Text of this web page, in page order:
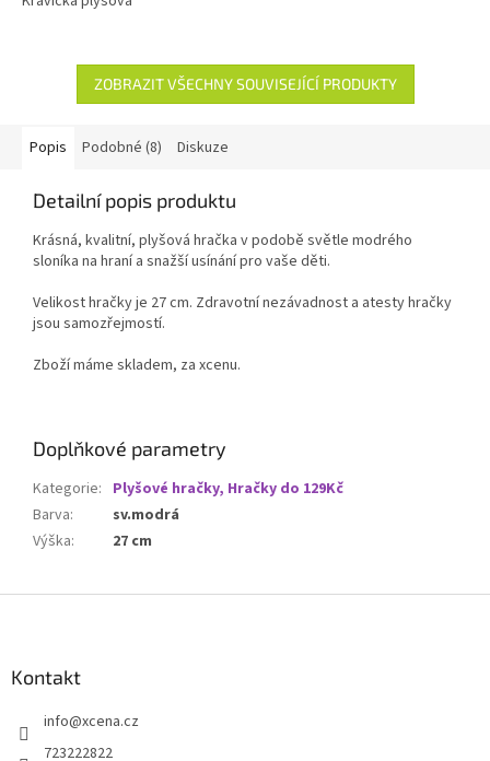
ZOBRAZIT VŠECHNY SOUVISEJÍCÍ PRODUKTY
Popis Podobné (8) Diskuze
Detailní popis produktu
Krásná, kvalitní, plyšová hračka v podobě světle modrého
sloníka na hraní a snažší usínání pro vaše děti.
Velikost hračky je 27 cm. Zdravotní nezávadnost a atesty hračky
jsou samozřejmostí.
Zboží máme skladem, za xcenu.
Doplňkové parametry
Kategorie: Plyšové hračky, Hračky do 129Kč
Barva:
sv.modrá
Výška: 27 cm
Kontakt
info@xcena.cz
723222822